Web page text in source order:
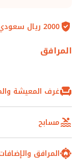
2000 ريال سعودي التأمين مطلوب عند الوصول
المرافق
غرف المعيشة
مسابح
المرافق
ما يصل إلى 50%
ستاي
استخدم الكود:
DOS